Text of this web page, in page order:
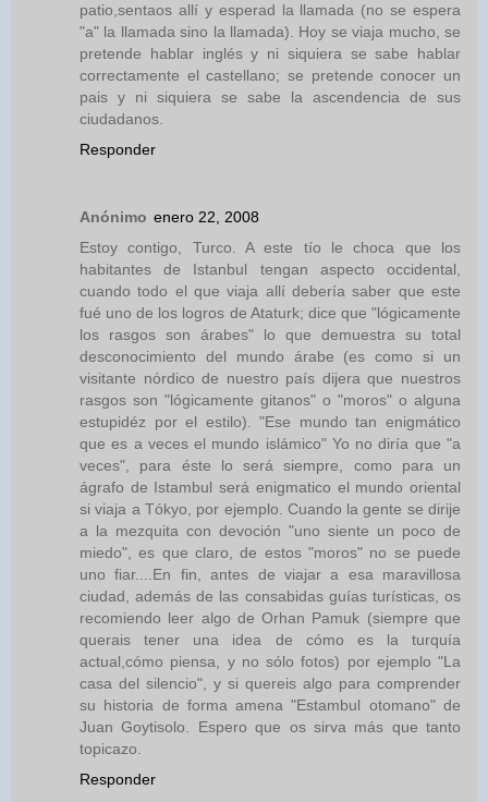
patio,sentaos allí y esperad la llamada (no se espera
"a" la llamada sino la llamada). Hoy se viaja mucho, se
pretende hablar inglés y ni siquiera se sabe hablar
correctamente el castellano; se pretende conocer un
pais y ni siquiera se sabe la ascendencia de sus
ciudadanos.
Responder
Anónimo enero 22, 2008
Estoy contigo, Turco. A este tío le choca que los
habitantes de Istanbul tengan aspecto occidental,
cuando todo el que viaja allí debería saber que este
fué uno de los logros de Ataturk; dice que "lógicamente
los rasgos son árabes" lo que demuestra su total
desconocimiento del mundo árabe (es como si un
visitante nórdico de nuestro país dijera que nuestros
rasgos son "lógicamente gitanos" o "moros" o alguna
estupidéz por el estilo). "Ese mundo tan enigmático
que es a veces el mundo islámico" Yo no diría que "a
veces", para éste lo será siempre, como para un
ágrafo de Istambul será enigmatico el mundo oriental
si viaja a Tókyo, por ejemplo. Cuando la gente se dirije
a la mezquita con devoción "uno siente un poco de
miedo", es que claro, de estos "moros" no se puede
uno fiar....En fin, antes de viajar a esa maravillosa
ciudad, además de las consabidas guías turísticas, os
recomiendo leer algo de Orhan Pamuk (siempre que
querais tener una idea de cómo es la turquía
actual,cómo piensa, y no sólo fotos) por ejemplo "La
casa del silencio", y si quereis algo para comprender
su historia de forma amena "Estambul otomano" de
Juan Goytisolo. Espero que os sirva más que tanto
topicazo.
Responder